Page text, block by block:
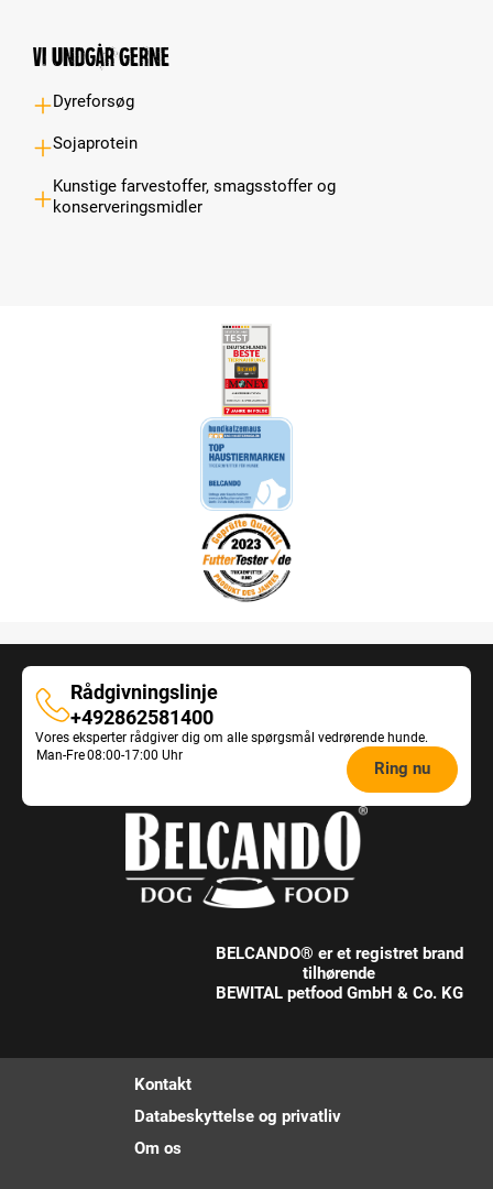
Vi undgår gerne
Dyreforsøg
Sojaprotein
Kunstige farvestoffer, smagsstoffer og
konserveringsmidler
Rådgivningslinje
Rådgivningslinje
+492862581400
Vores eksperter rådgiver dig om alle spørgsmål vedrørende hunde.
Opening
Man-Fre08:00-17:00 Uhr
Ring nu
BELCANDO® er et registret brand
tilhørende
BEWITAL petfood GmbH & Co. KG
Kontakt
Databeskyttelse og privatliv
Om os